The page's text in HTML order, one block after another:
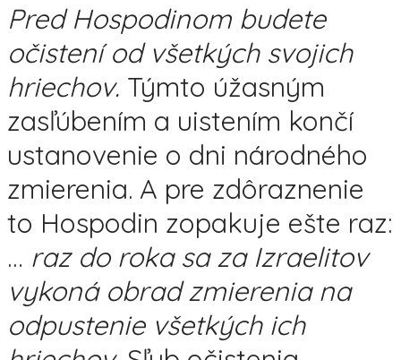
Pred Hospodinom budete
očistení od všetkých svojich
hriechov. Týmto úžasným
zasľúbením a uistením končí
ustanovenie o dni národného
zmierenia. A pre zdôraznenie
to Hospodin zopakuje ešte raz:
… raz do roka sa za Izraelitov
vykoná obrad zmierenia na
odpustenie všetkých ich